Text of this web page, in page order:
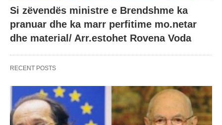
Si zëvendës ministre e Brendshme ka
pranuar dhe ka marr perfitime mo.netar
dhe material/ Arr.estohet Rovena Voda
RECENT POSTS